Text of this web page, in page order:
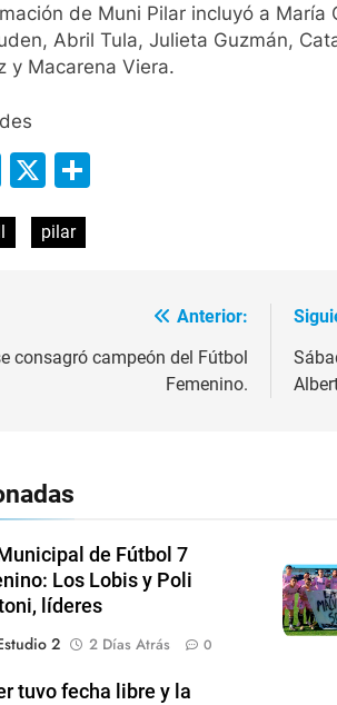
de Muni Pilar incluyó a
Abril Tula, Julieta Guzmán,
y Macarena Viera.
Telegram
X
pilar
Anterior:
consagró campeón del Fútbol
Femenino.
de Fútbol 7
Los Lobis y Poli
líderes
2
2 Días Atrás 0
tuvo fecha libre y la